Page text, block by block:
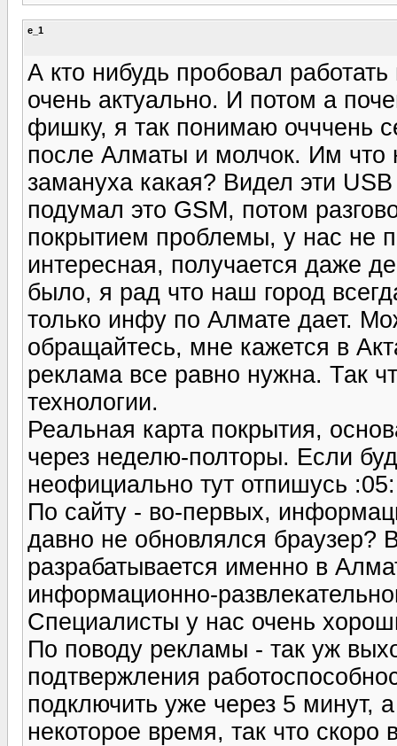
e_1
А кто нибудь пробовал
очень актуально. И потом а
фишку, я так понимаю очччень
после Алматы и молчок. Им
замануха какая? Видел эти
подумал это GSM, потом
покрытием проблемы, у нас не
интересная, получается даже
было, я рад что наш город
только инфу по Алмате дает.
обращайтесь, мне кажется в
реклама все равно нужна. Так
технологии.
Реальная карта покрытия,
через неделю-полторы. Если
неофициально тут отпишусь
По сайту - во-первых,
давно не обновлялся браузер?
разрабатывается именно в
информационно-
Специалисты у нас очень
По поводу рекламы - так уж
подтвержления
подключить уже через 5 минут,
некоторое время, так что скоро